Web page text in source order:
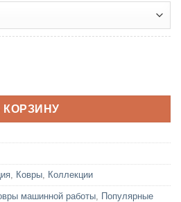
13406 Gray
КОРЗИНУ
Ковры Коллекции
машинной работы Популярные